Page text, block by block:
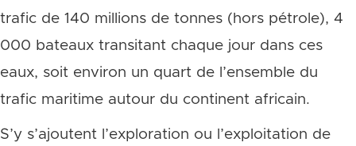
trafic de 140 millions de tonnes (hors pétrole), 4
000 bateaux transitant chaque jour dans ces
eaux, soit environ un quart de l’ensemble du
trafic maritime autour du continent africain.
S’y s’ajoutent l’exploration ou l’exploitation de